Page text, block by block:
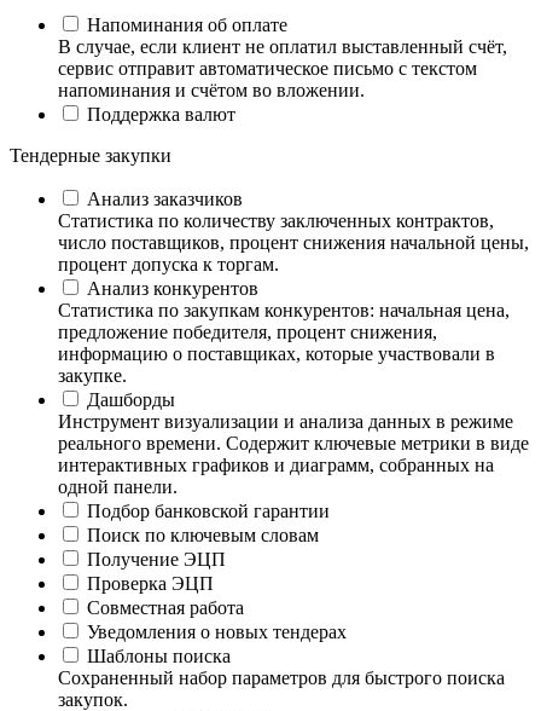
Напоминания об оплате
В случае, если клиент не оплатил выставленный счёт,
сервис отправит автоматическое письмо с текстом
напоминания и счётом во вложении.
Поддержка валют
Тендерные закупки
Анализ заказчиков
Статистика по количеству заключенных контрактов,
число поставщиков, процент снижения начальной цены,
процент допуска к торгам.
Анализ конкурентов
Статистика по закупкам конкурентов: начальная цена,
предложение победителя, процент снижения,
информацию о поставщиках, которые участвовали в
закупке.
Дашборды
Инструмент визуализации и анализа данных в режиме
реального времени. Содержит ключевые метрики в виде
интерактивных графиков и диаграмм, собранных на
одной панели.
Подбор банковской гарантии
Поиск по ключевым словам
Получение ЭЦП
Проверка ЭЦП
Совместная работа
Уведомления о новых тендерах
Шаблоны поиска
Сохраненный набор параметров для быстрого поиска
закупок.